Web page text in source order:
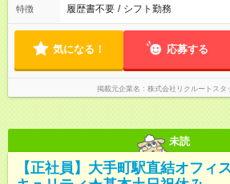
特徴 履歴書不要 / シフト勤務
気になる！ 応募する
掲載元企業名 株式会社リクルートスタ
未読
【正社員】大手町駅直結オフィ